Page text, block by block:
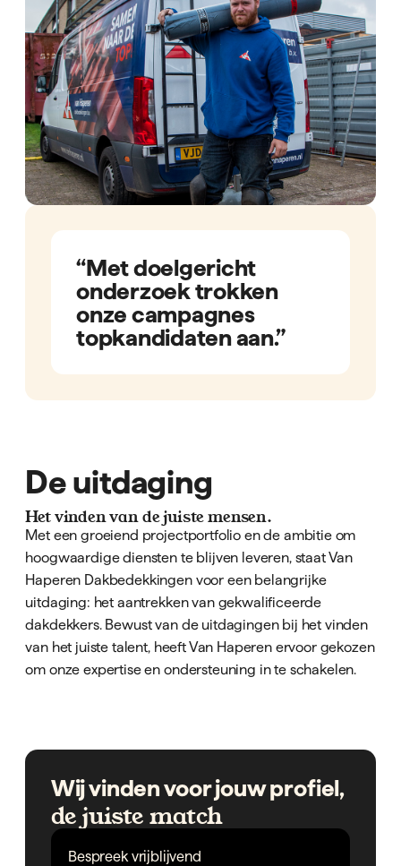
“Met doelgericht
onderzoek trokken
onze campagnes
topkandidaten aan.”
De uitdaging
Het vinden van de juiste mensen.
Met een groeiend projectportfolio en de ambitie om
hoogwaardige diensten te blijven leveren, staat Van
Haperen Dakbedekkingen voor een belangrijke
uitdaging: het aantrekken van gekwalificeerde
dakdekkers. Bewust van de uitdagingen bij het vinden
van het juiste talent, heeft Van Haperen ervoor gekozen
om onze expertise en ondersteuning in te schakelen.
Wij vinden voor jouw profiel,
de juiste match
Bespreek vrijblijvend